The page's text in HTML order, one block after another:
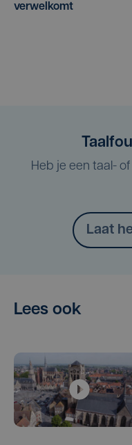
verwelkomt
Heb je een taal-
Laat
Lees ook